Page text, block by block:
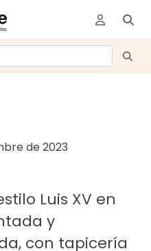
de 2023
Luis XV en
y
con tapicería